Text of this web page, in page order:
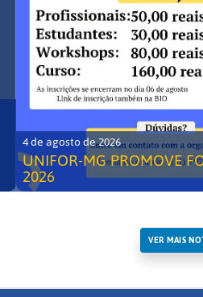
4 de agosto de 2026
UNIFOR-MG PROMOVE
2026
VER MAIS